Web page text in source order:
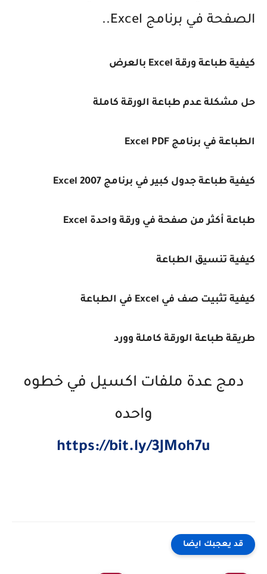
الصفحة في برنامج Excel..
كيفية طباعة ورقة Excel بالعرض
حل مشكلة عدم طباعة الورقة كاملة
الطباعة في برنامج Excel PDF
كيفية طباعة جدول كبير في برنامج Excel 2007
طباعة أكثر من صفحة في ورقة واحدة Excel
كيفية تنسيق الطباعة
كيفية تثبيت صف في Excel في الطباعة
طريقة طباعة الورقة كاملة وورد
دمج عدة ملفات اكسيل في خطوه
واحده
https://bit.ly/3JMoh7u
قد يعجبك ايضا